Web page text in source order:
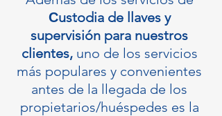
Сustodia de llaves y
supervisión para nuestros
clientes,uno de los servicios
más populares y convenientes
antes de la llegada de los
propietarios/huéspedes es la